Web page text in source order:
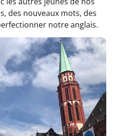
des nouveaux mots, des
notre anglais.